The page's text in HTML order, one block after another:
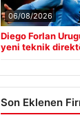
06/08/2026
Diego Forlan
yeni teknik
Son Eklenen